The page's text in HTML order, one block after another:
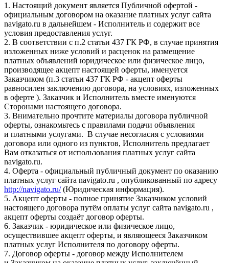
1. Настоящий документ является Публичной офертой -
официальным договором на оказание платных услуг сайта
navigato.ru в дальнейшем - Исполнитель и содержит все
условия предоставления услуг.
2. В соответствии с п.2 статьи 437 ГК РФ, в случае принятия
изложенных ниже условий и расценок на размещение
платных объявлений юридическое или физическое лицо,
производящее акцепт настоящей оферты, именуется
Заказчиком (п.3 статьи 437 ГК РФ - акцепт оферты
равносилен заключению договора, на условиях, изложенных
в оферте ). Заказчик и Исполнитель вместе именуются
Сторонами настоящего договора.
3. Внимательно прочтите материалы договора публичной
оферты, ознакомьтесь с правилами подачи объявления
и платными услугами. В случае несогласия с условиями
договора или одного из пунктов, Исполнитель предлагает
Вам отказаться от использования платных услуг сайта
navigato.ru.
4. Оферта - официальный публичный документ по оказанию
платных услуг сайта navigato.ru , опубликованный по адресу
http://navigato.ru/(Юридическая информация).
5. Акцепт оферты - полное принятие Заказчиком условий
настоящего договора путём оплаты услуг сайта navigato.ru ,
акцепт оферты создаёт договор оферты.
6. Заказчик - юридическое или физическое лицо,
осуществившее акцепт оферты, и являющееся Заказчиком
платных услуг Исполнителя по договору оферты.
7. Договор оферты - договор между Исполнителем